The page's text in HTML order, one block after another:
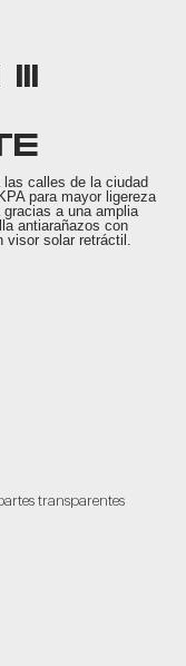
las calles de la ciudad
para mayor ligereza
a una amplia
antiarañazos con
visor solar retráctil.
transparentes